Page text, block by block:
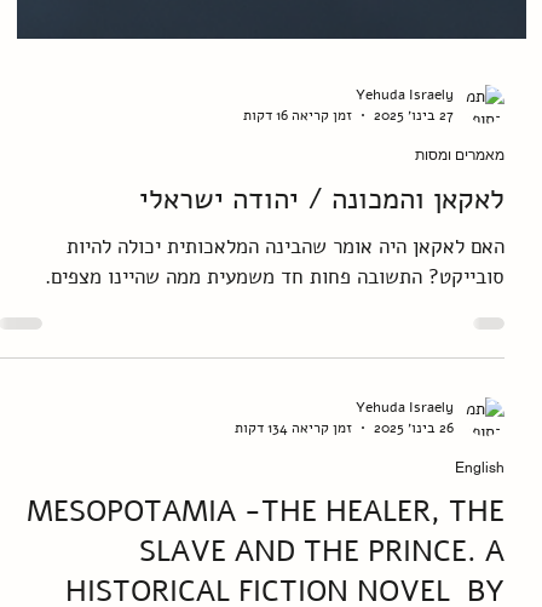
Yehuda Israely
מאמרים ומסות
לאקאן והמכונה / יהודה ישראלי
האם לאקאן היה אומר שהבינה המלאכותית יכולה להיות
סובייקט? התשובה פחות חד משמעית ממה שהיינו מצפים.
Yehuda Israely
26 בינו׳ 2025
זמן קריאה 134 דקות
English